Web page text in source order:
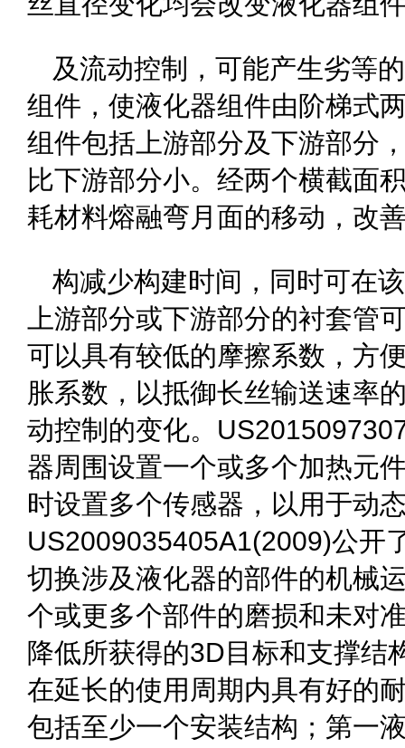
及流动控制，可能产生劣等
组件，使液化器组件由阶梯式
组件包括上游部分及下游部分
比下游部分小。经两个横截面
耗材料熔融弯月面的移动，改
构减少构建时间，同时可在
上游部分或下游部分的衬套管
可以具有较低的摩擦系数，方
胀系数，以抵御长丝输送速率
动控制的变化。
器周围设置一个或多个加热元
时设置多个传感器，以用于动
US2009035405A1(2009)公开
切换涉及液化器的部件的机械
个或更多个部件的磨损和未对
降低所获得的3D目标和支撑结
在延长的使用周期内具有好的
包括至少一个安装结构；第一